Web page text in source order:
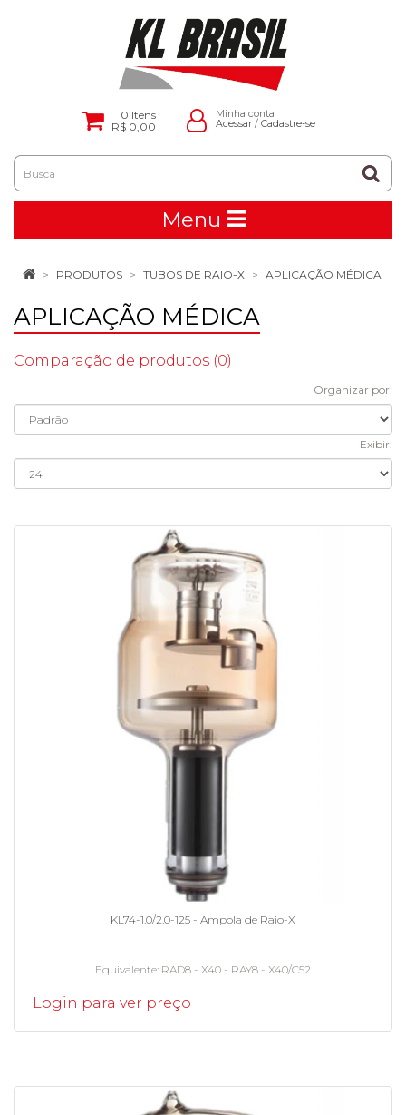
0 Itens
R$ 0,00
Minha conta
Acessar/ Cadastre-se
Menu
PRODUTOS TUBOS DE RAIO-X APLICAÇÃO MÉDICA
APLICAÇÃO MÉDICA
Comparação de produtos (0)
Organizar por:
Exibir:
KL74-1.0/2.0-125 - Ampola de Raio-X
Equivalente RAD8 - X40 - RAY8 - X40/C52
Login para ver preço